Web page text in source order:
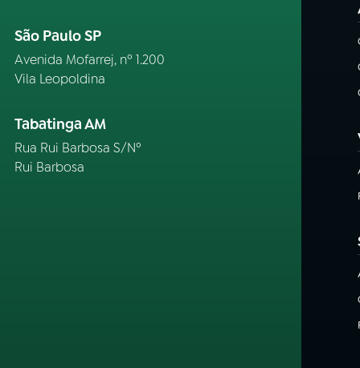
São Paulo SP
Avenida Mofarrej, nº 1.200
Vila Leopoldina
Tabatinga AM
Rua Rui Barbosa S/Nº
Rui Barbosa